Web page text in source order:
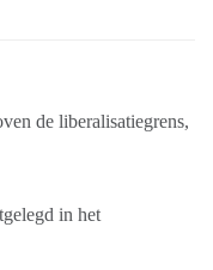
de liberalisatiegrens,
in het